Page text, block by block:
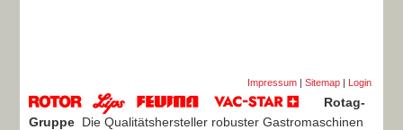
Impressum| Sitemap| Login
Rotag-
Gruppe Die Qualitätshersteller robuster Gastromaschinen